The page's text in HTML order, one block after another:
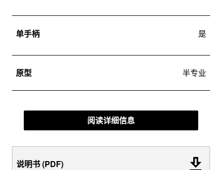
单手柄 是
原型 半专业
阅读详细信息
说明书 (PDF)